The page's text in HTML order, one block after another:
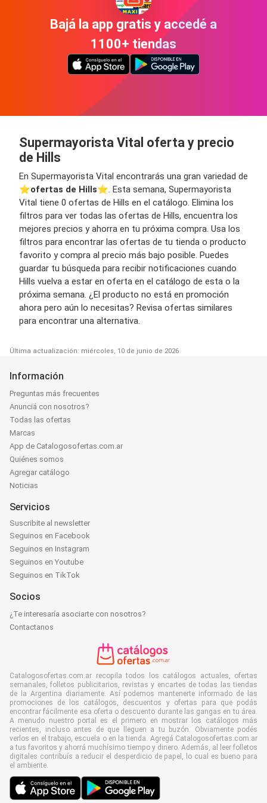
Bajá la app gratis y accedé a
1100+ tiendas
Supermayorista Vital oferta y precio
de Hills
En Supermayorista Vital encontrarás una gran variedad de
⭐️ofertas de Hills⭐️. Esta semana, Supermayorista
Vital tiene 0 ofertas de Hills en el catálogo. Elimina los
filtros para ver todas las ofertas de Hills, encuentra los
mejores precios y ahorra en tu próxima compra. Usa los
filtros para encontrar las ofertas de tu tienda o producto
favorito y compra al precio más bajo posible. Puedes
guardar tu búsqueda para recibir notificaciones cuando
Hills vuelva a estar en oferta en el catálogo de esta o la
próxima semana. ¿El producto no está en promoción
ahora pero aún lo necesitas? Revisa ofertas similares
para encontrar una alternativa.
Última actualización: miércoles, 10 de junio de 2026
Información
Preguntas más frecuentes
Anunciá con nosotros?
Todas las ofertas
Marcas
App de Catalogosofertas.com.ar
Quiénes somos
Agregar catálogo
Noticias
Servicios
Suscribite al newsletter
Seguinos en Facebook
Seguinos en Instagram
Seguinos en Youtube
Seguinos en TikTok
Socios
¿Te interesaría asociarte con nosotros?
Contactanos
Catalogosofertas.com.ar recopila todos los catálogos actuales, ofertas
semanales, folletos publicitarios, revistas y encartes de todas las tiendas
de la Argentina diariamente. Así podemos mantenerte informado de las
promociones de los catálogos, descuentos y ofertas para que podás
encontrar fácilmente esa oferta o descuento durante las gangas en tu área.
A menudo nuestro portal es el primero en mostrar los catálogos más
recientes, incluso antes de que lleguen a tu buzón. Obviamente podés
verlos en el trabajo, escuela o en la tienda. Agregá Catalogosofertas.com.ar
a tus favoritos y ahorrá muchísimo tiempo y dinero. Además, al leer folletos
digitales contribuís a reducir el desperdicio de papel, lo cual es bueno para
el ambiente.